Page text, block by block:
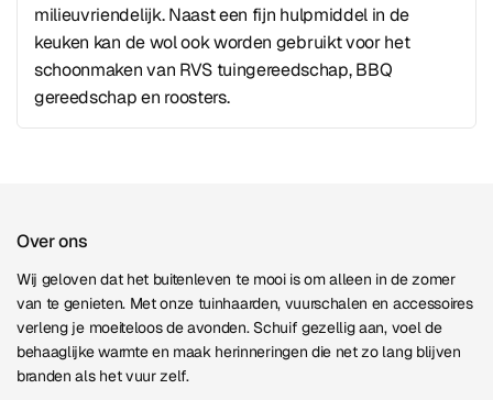
milieuvriendelijk. Naast een fijn hulpmiddel in de
keuken kan de wol ook worden gebruikt voor het
schoonmaken van RVS tuingereedschap, BBQ
gereedschap en roosters.
Over ons
Wij geloven dat het buitenleven te mooi is om alleen in de zomer
van te genieten. Met onze tuinhaarden, vuurschalen en accessoires
verleng je moeiteloos de avonden. Schuif gezellig aan, voel de
behaaglijke warmte en maak herinneringen die net zo lang blijven
branden als het vuur zelf.